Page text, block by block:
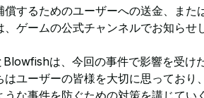
償するためのユーザーへの送金、また
、ゲームの公式チャンネルでお知らせ
は、今回の事件で影響を受け
はユーザーの皆様を大切に思っており
うな事件を防ぐための対策を講じてい